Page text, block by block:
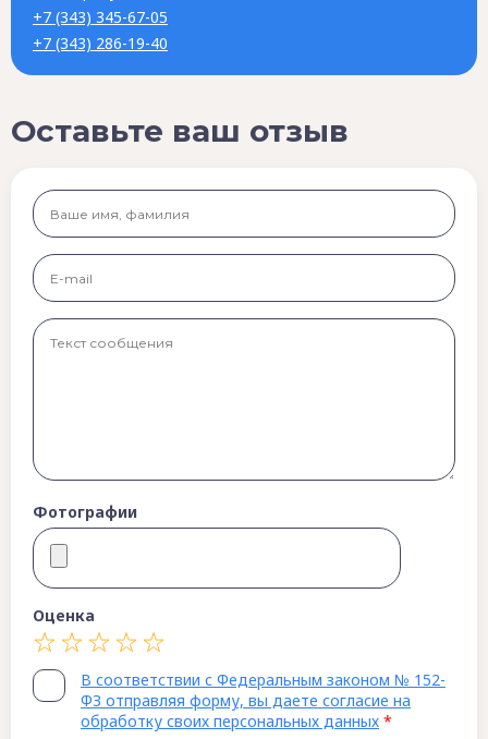
+7 (343) 345-67-05
+7 (343) 286-19-40
Оставьте ваш отзыв
Фотографии
Оценка
В соответствии с Федеральным законом № 152-
ФЗ отправляя форму, вы даете согласие на
обработку своих персональных данных *